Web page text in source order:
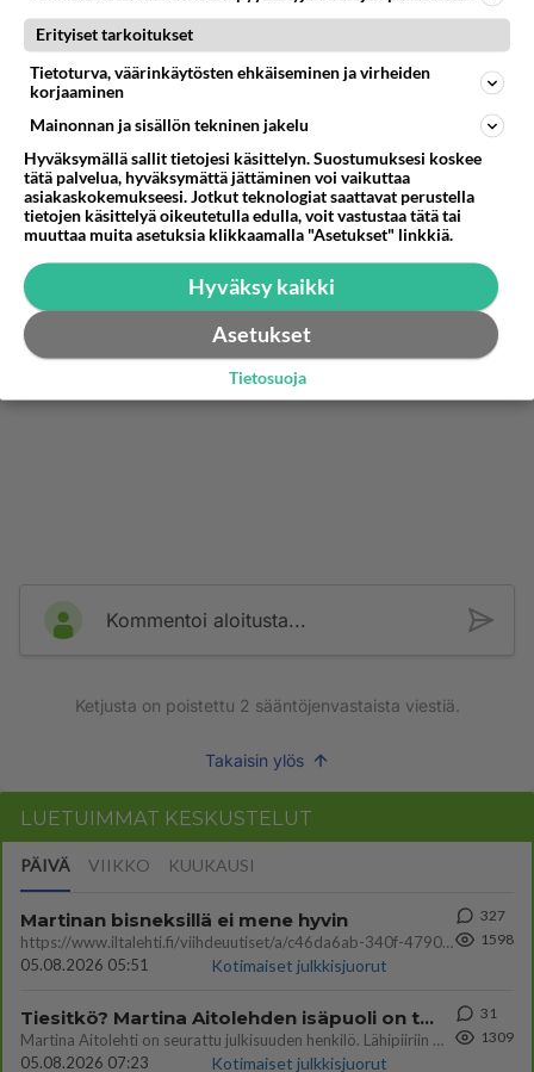
aseet kauhean seksikkäitä. Tarkka-ampuja
🤪
Äänestä Kommentoi
Kommentoi aloitusta...
Ketjusta on poistettu 2 sääntöjenvastaista viestiä.
Takaisin ylös
LUETUIMMAT KESKUSTELUT
PÄIVÄ VIIKKO KUUKAUSI
Martinan bisneksillä ei mene hyvin
https://www.iltalehti.fi/viihdeuutiset/a/c46da6ab-340f-4790-aaa7-0865eed2336 Yrityksen konkurssihakemus on tullut kärä
05.08.2026 05:51
Kotimaiset julkkisjuorut
327
1598
Tiesitkö? Martina Aitolehden isäpuoli on tämä suosittu laulaja
Martina Aitolehti on seurattu julkisuuden henkilö. Lähipiiriin mahtuu muitakin tunnettuja henkilöitä. Tiesitkö, että Ma
05.08.2026 07:23
Kotimaiset julkkisjuorut
31
1309
Erityiset tarkoitukset
Tietoturva, väärinkäytösten ehkäiseminen ja virheiden
korjaaminen
Mainonnan ja sisällön tekninen jakelu
Hyväksymällä sallit tietojesi käsittelyn. Suostumuksesi koskee
tätä palvelua, hyväksymättä jättäminen voi vaikuttaa
asiakaskokemukseesi. Jotkut teknologiat saattavat perustella
tietojen käsittelyä oikeutetulla edulla, voit vastustaa tätä tai
muuttaa muita asetuksia klikkaamalla "Asetukset" linkkiä.
Hyväksy kaikki
Asetukset
Tietosuoja